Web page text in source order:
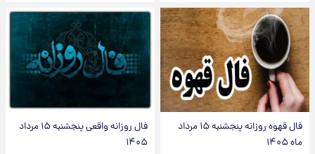
فال قهوه روزانه پنجشنبه ۱۵ مرداد
ماه ۱۴۰۵
فال روزانه واقعی پنجشنبه ۱۵ مرداد
۱۴۰۵